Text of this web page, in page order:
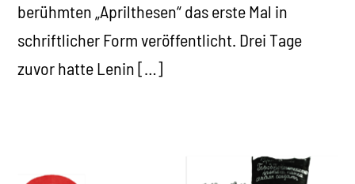
berühmten „Aprilthesen“ das erste Mal in
schriftlicher Form veröffentlicht. Drei Tage
zuvor hatte Lenin […]